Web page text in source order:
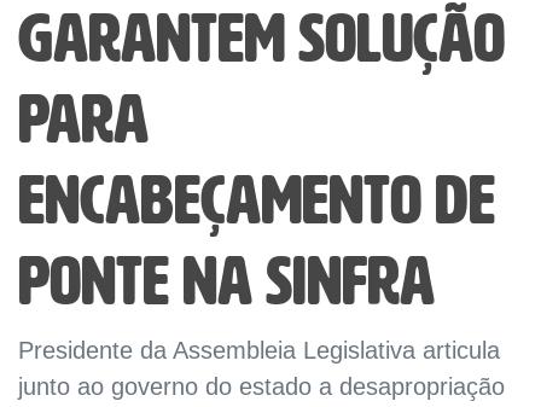
garantem solução
para
encabeçamento de
ponte na Sinfra
Presidente da Assembleia Legislativa articula
junto ao governo do estado a desapropriação